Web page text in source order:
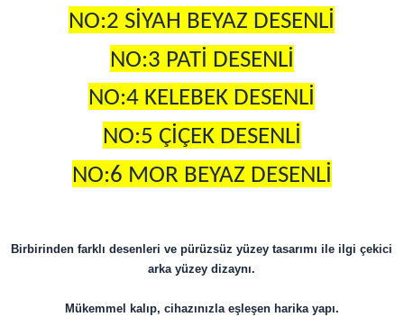
NO:2 SİYAH BEYAZ DESENLİ
NO:3 PATİ DESENLİ
NO:4 KELEBEK DESENLİ
NO:5 ÇİÇEK DESENLİ
NO:6 MOR BEYAZ DESENLİ
Birbirinden farklı desenleri ve pürüzsüz yüzey tasarımı ile ilgi çekici
arka yüzey dizaynı.
Mükemmel kalıp, cihazınızla eşleşen harika yapı.